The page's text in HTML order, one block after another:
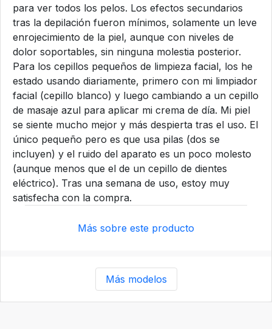
para ver todos los pelos. Los efectos secundarios
tras la depilación fueron mínimos, solamente un leve
enrojecimiento de la piel, aunque con niveles de
dolor soportables, sin ninguna molestia posterior.
Para los cepillos pequeños de limpieza facial, los he
estado usando diariamente, primero con mi limpiador
facial (cepillo blanco) y luego cambiando a un cepillo
de masaje azul para aplicar mi crema de día. Mi piel
se siente mucho mejor y más despierta tras el uso. El
único pequeño pero es que usa pilas (dos se
incluyen) y el ruido del aparato es un poco molesto
(aunque menos que el de un cepillo de dientes
eléctrico). Tras una semana de uso, estoy muy
satisfecha con la compra.
Más sobre este producto
Más modelos